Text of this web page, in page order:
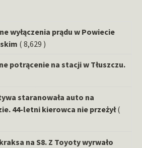
wyłączenia prądu w Powiecie
( 8,629 )
potrącenie na stacji w Tłuszczu.
staranowała auto na
44-letni kierowca nie przeżył (
na S8. Z Toyoty wyrwało